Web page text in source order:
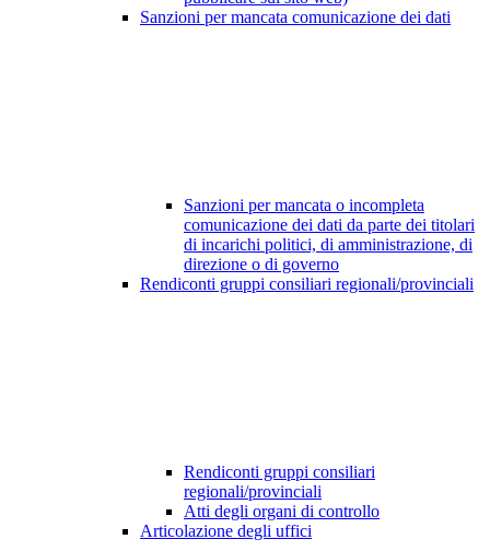
Sanzioni per mancata comunicazione dei dati
Sanzioni per mancata o incompleta
comunicazione dei dati da parte dei titolari
di incarichi politici, di amministrazione, di
direzione o di governo
Rendiconti gruppi consiliari regionali/provinciali
Rendiconti gruppi consiliari
regionali/provinciali
Atti degli organi di controllo
Articolazione degli uffici